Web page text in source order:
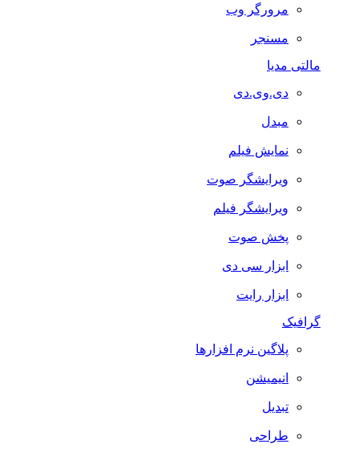
مرورگر وب
مسنجر
مالتی مدیا
دی.وی.دی
مبدل
نمایش فیلم
ویرایشگر صوت
ویرایشگر فیلم
پخش صوت
ابزار سی دی
ابزار رایت
گرافیک
پلاگین نرم افزارها
انیمیشن
تبدیل
طراحی